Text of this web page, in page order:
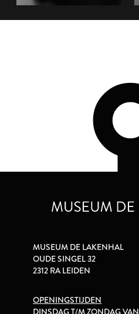
MUSEUM DE LAKENHAL
OUDE SINGEL 32
2312 RA LEIDEN
OPENINGSTIJDEN